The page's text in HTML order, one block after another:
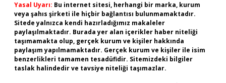
Yasal Uyarı: Bu internet sitesi, herhangi bir marka, kurum
veya şahıs şirketi ile hiçbir bağlantısı bulunmamaktadır.
Sitede yalnızca kendi hazırladığımız makaleler
paylaşılmaktadır. Burada yer alan içerikler haber niteliği
taşımamakta olup, gerçek kurum ve kişiler hakkında
paylaşım yapılmamaktadır. Gerçek kurum ve kişiler ile isim
benzerlikleri tamamen tesadüfidir. Sitemizdeki bilgiler
taslak halindedir ve tavsiye niteliği taşımazlar.